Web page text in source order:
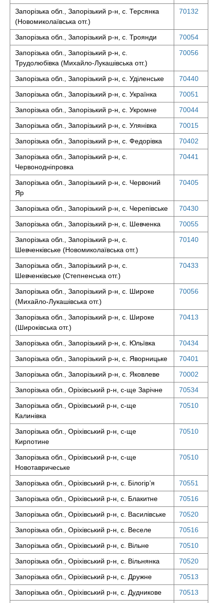
Запорізька обл., Запорізький р-н, с. Терсянка
(Новомиколаївська отг.)
70132
Запорізька обл., Запорізький р-н, с. Троянди
70054
Запорізька обл., Запорізький р-н, с.
Трудолюбівка (Михайло-Лукашівська отг.)
70056
Запорізька обл., Запорізький р-н, с. Уділенське
70440
Запорізька обл., Запорізький р-н, с. Українка
70051
Запорізька обл., Запорізький р-н, с. Укромне
70044
Запорізька обл., Запорізький р-н, с. Улянівка
70015
Запорізька обл., Запорізький р-н, с. Федорівка
70402
Запорізька обл., Запорізький р-н, с.
Червонодніпровка
70441
Запорізька обл., Запорізький р-н, с. Червоний
Яр
70405
Запорізька обл., Запорізький р-н, с. Черепівське
70430
Запорізька обл., Запорізький р-н, с. Шевченка
70055
Запорізька обл., Запорізький р-н, с.
Шевченківське (Новомиколаївська отг.)
70140
Запорізька обл., Запорізький р-н, с.
Шевченківське (Степненська отг.)
70433
Запорізька обл., Запорізький р-н, с. Широке
(Михайло-Лукашівська отг.)
70056
Запорізька обл., Запорізький р-н, с. Широке
(Широківська отг.)
70413
Запорізька обл., Запорізький р-н, с. Юльївка
70434
Запорізька обл., Запорізький р-н, с. Яворницьке
70401
Запорізька обл., Запорізький р-н, с. Яковлеве
70002
Запорізька обл., Оріхівський р-н, с-ще Зарічне
70534
Запорізька обл., Оріхівський р-н, с-ще
Калинівка
70510
Запорізька обл., Оріхівський р-н, с-ще
Кирпотине
70510
Запорізька обл., Оріхівський р-н, с-ще
Новотавричеське
70510
Запорізька обл., Оріхівський р-н, с. Білогір’я
70551
Запорізька обл., Оріхівський р-н, с. Блакитне
70516
Запорізька обл., Оріхівський р-н, с. Василівське
70520
Запорізька обл., Оріхівський р-н, с. Веселе
70516
Запорізька обл., Оріхівський р-н, с. Вільне
70510
Запорізька обл., Оріхівський р-н, с. Вільнянка
70520
Запорізька обл., Оріхівський р-н, с. Дружне
70513
Запорізька обл., Оріхівський р-н, с. Дудникове
70513